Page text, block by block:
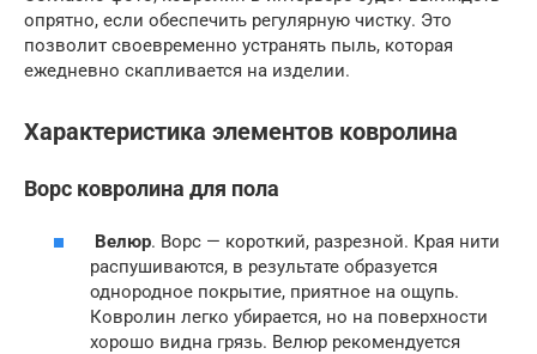
опрятно, если обеспечить регулярную чистку. Это
позволит своевременно устранять пыль, которая
ежедневно скапливается на изделии.
Характеристика элементов ковролина
Ворс ковролина для пола
Велюр. Ворс — короткий, разрезной. Края нити
распушиваются, в результате образуется
однородное покрытие, приятное на ощупь.
Ковролин легко убирается, но на поверхности
хорошо видна грязь. Велюр рекомендуется